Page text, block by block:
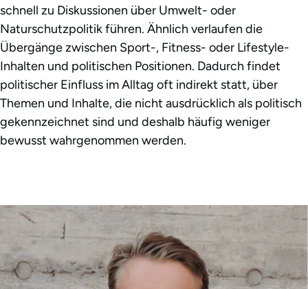
schnell zu Diskussionen über Umwelt- oder
Naturschutzpolitik führen. Ähnlich verlaufen die
Übergänge zwischen Sport-, Fitness- oder Lifestyle-
Inhalten und politischen Positionen. Dadurch findet
politischer Einfluss im Alltag oft indirekt statt, über
Themen und Inhalte, die nicht ausdrücklich als politisch
gekennzeichnet sind und deshalb häufig weniger
bewusst wahrgenommen werden.